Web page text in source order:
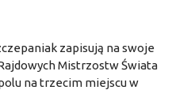
zapisują na swoje
Mistrzostw Świata
na trzecim miejscu w